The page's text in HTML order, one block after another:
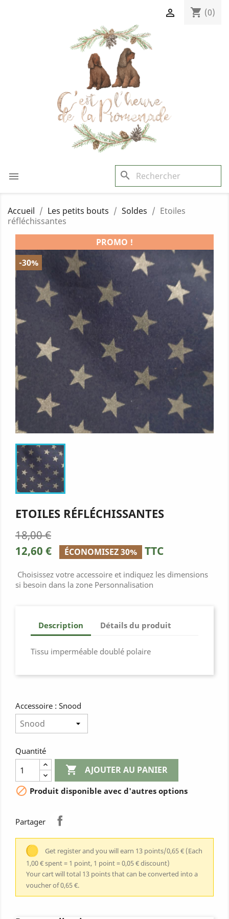
shopping_cart (0)

 search
Accueil Les petits bouts Soldes
Etoiles
réfléchissantes
PROMO !
-30%
ETOILES RÉFLÉCHISSANTES
18,00 €
12,60 €
ÉCONOMISEZ 30% TTC
Choisissez votre accessoire et indiquez les dimensions
si besoin dans la zone Personnalisation
Description Détails du produit
Tissu imperméable doublé polaire
Accessoire : Snood
Quantité
 AJOUTER AU PANIER
 Produit disponible avec d'autres options
Partager
Get register and you will earn 13 points/0,65 € (Each
1,00 € spent = 1 point, 1 point = 0,05 € discount)
Your cart will total 13 points that can be converted into a
voucher of 0,65 €.